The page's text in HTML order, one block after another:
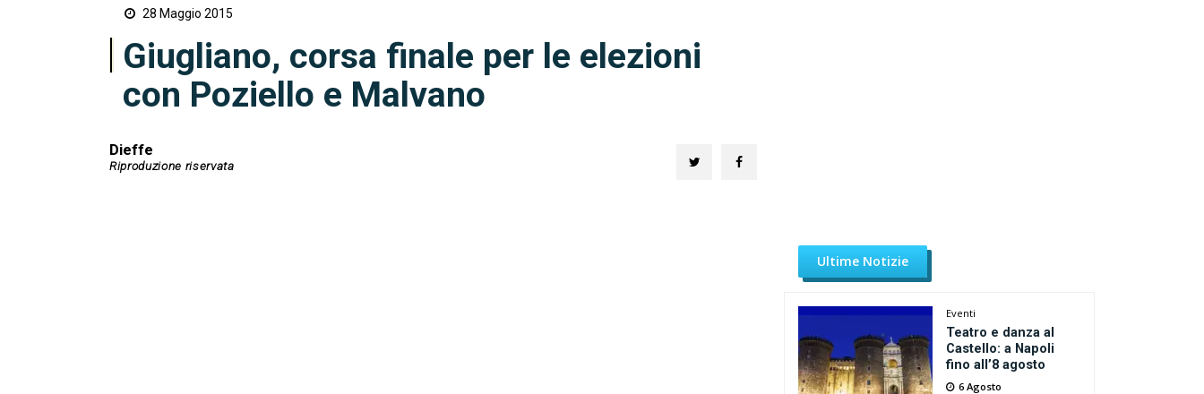
28 Maggio 2015
Giugliano, corsa finale per le elezioni
con Poziello e Malvano
Dieffe
Ultime Notizie
Eventi
Teatro e danza al
Castello: a Napoli
fino all’8 agosto
6 Agosto